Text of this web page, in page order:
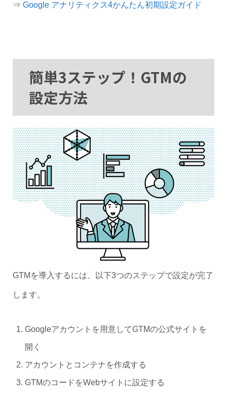
⇒ Google アナリティクス4かんたん初期設定ガイド
簡単3ステップ！GTMの
設定方法
GTMを導入するには、以下3つのステップで設定が完了
します。
Googleアカウントを用意してGTMの公式サイトを
開く
アカウントとコンテナを作成する
GTMのコードをWebサイトに設定する